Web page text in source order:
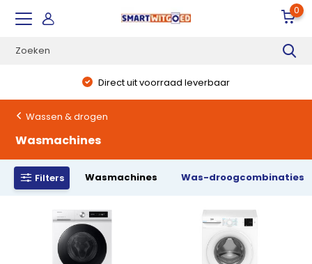
0
Direct uit voorraad leverbaar
Wassen & drogen
Wasmachines
Filters Wasmachines Was-droogcombinaties